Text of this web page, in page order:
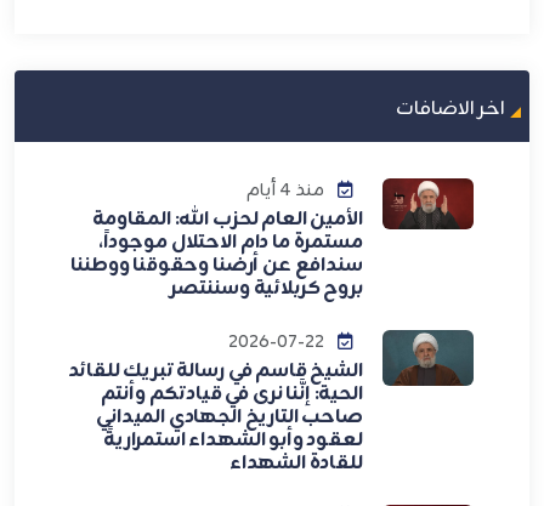
اخر الاضافات
منذ 4 أيام
الأمين العام لحزب الله: المقاومة
مستمرة ما دام الاحتلال موجوداً،
سندافع عن أرضنا وحقوقنا ووطننا
بروح كربلائية وسننتصر
الشيخ قاسم في رسالة تبريك للقائد
الحية: إنَّنا نرى في قيادتكم وأنتم
صاحب التاريخ الجهادي الميداني
لعقود وأبو الشهداء استمراريةً
للقادة الشهداء